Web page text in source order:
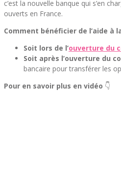
c’est la nouvelle banque qui s’en
ouverts en France.
Comment bénéficier de l’aide à
Soit lors de l’ouverture du
Soit après l’ouverture du
bancaire pour transférer les
Pour en savoir plus en vidéo 👇